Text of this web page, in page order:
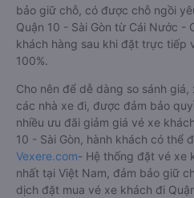
bảo giữ chỗ, có được chỗ ngồi
Quận 10 - Sài Gòn từ Cái Nước -
khách hàng sau khi đặt trực tiếp
100%.
Cho nên để dễ dàng so sánh
các nhà xe đi, được đảm bảo
nhiều ưu đãi giảm giá vé xe
10 - Sài Gòn, hành khách có thể
Vexere.com- Hệ thống đặt vé xe
nhất tại Việt Nam, đảm bảo giữ
dịch đặt mua vé xe khách đi